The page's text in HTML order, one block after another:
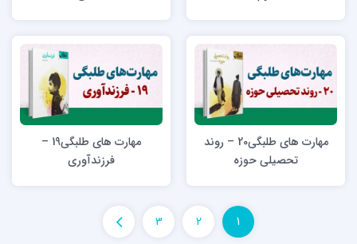
مهارت های طلبگی20 – روند
تحصیلی حوزه
مهارت های طلبگی19 –
فرزندآوری
1
2
3